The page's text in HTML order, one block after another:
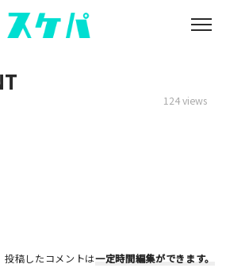
124 views
投稿したコメントは一定時間編集ができます。